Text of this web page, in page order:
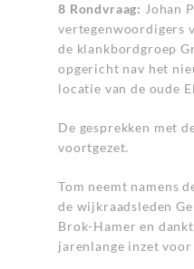
8 Rondvraag: Johan
vertegenwoordigers
de klankbordgroep
opgericht nav het
locatie van de oude
De gesprekken met
voortgezet.
Tom neemt namens
de wijkraadsleden
Brok-Hamer en
jarenlange inzet